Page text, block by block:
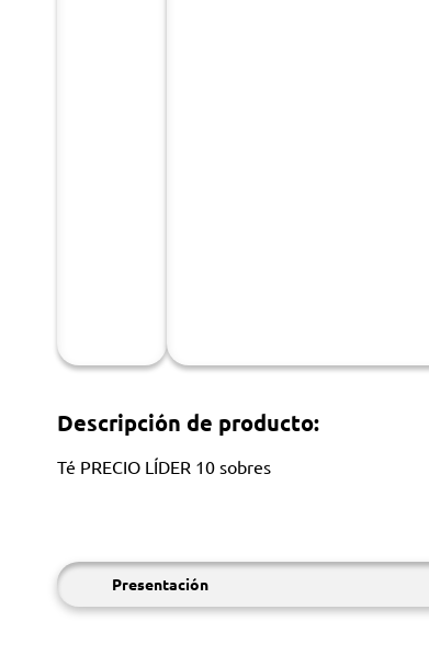
Descripción de producto:
Té PRECIO LÍDER 10 sobres
Presentación